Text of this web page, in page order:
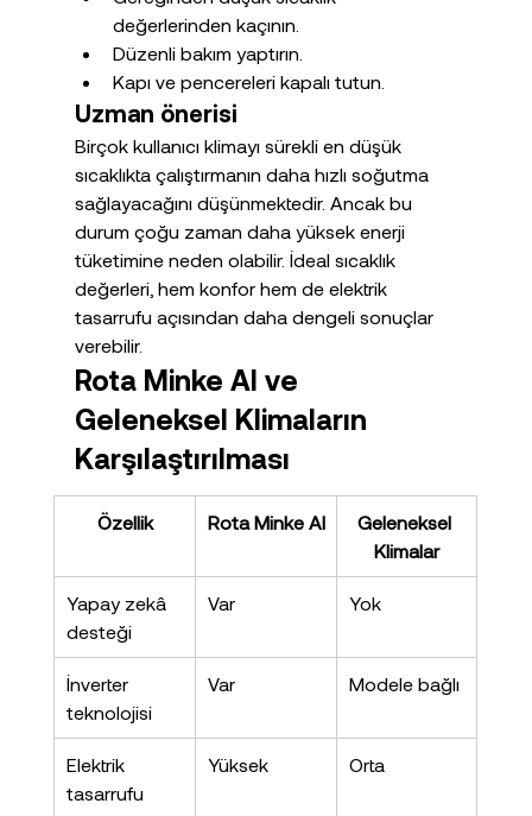
değerlerinden kaçının.
Düzenli bakım yaptırın.
Kapı ve pencereleri kapalı tutun.
Uzman önerisi
Birçok kullanıcı klimayı sürekli en düşük
sıcaklıkta çalıştırmanın daha hızlı soğutma
sağlayacağını düşünmektedir. Ancak bu
durum çoğu zaman daha yüksek enerji
tüketimine neden olabilir. İdeal sıcaklık
değerleri, hem konfor hem de elektrik
tasarrufu açısından daha dengeli sonuçlar
verebilir.
Rota Minke AI ve
Geleneksel Klimaların
Karşılaştırılması
Özellik Rota Minke AI
Geleneksel
Klimalar
Yapay zekâ
desteği
Var Yok
İnverter
teknolojisi
Var Modele bağlı
Elektrik
tasarrufu
Yüksek Orta